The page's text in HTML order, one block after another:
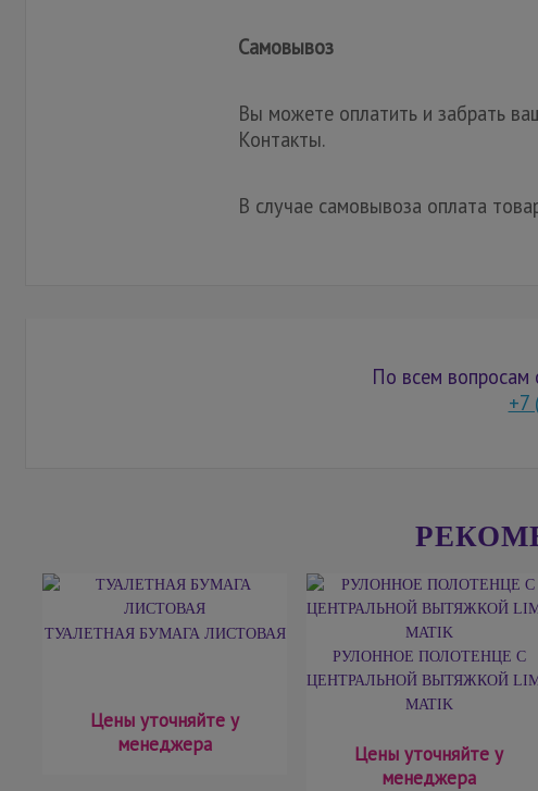
Самовывоз
Вы можете оплатить и забрать
Контакты.
В случае самовывоза оплата
По всем вопросам
+7
ТУАЛЕТНАЯ БУМАГА ЛИСТОВАЯ
Цены уточняйте у
менеджера
РУЛОННОЕ ПОЛОТЕНЦЕ С
ЦЕНТРАЛЬНОЙ ВЫТЯЖКОЙ
MATIK
Цены уточняйте у
менеджера